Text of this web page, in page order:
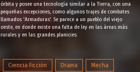
órbita y posee una tecnología similar a la Tierra, con una
pequeñas excepciones, como algunos trajes de combates
llamados 'Armaduras'. Se parece a un pueblo del viejo
oeste, en donde existe una falta de ley en las áreas más
rurales y en las grandes planicies.
Ciencia Ficción Drama Mecha